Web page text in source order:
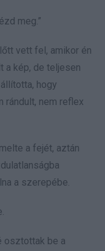
meg.”
vett fel, amikor én
a kép, de teljesen
hogy
rándult, nem reflex
a fejét, aztán
a szerepébe.
osztottak be a